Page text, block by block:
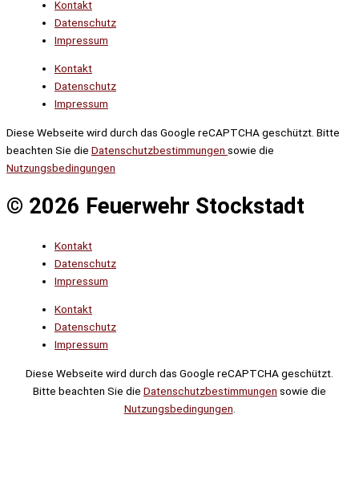
Kontakt
Datenschutz
Impressum
Kontakt
Datenschutz
Impressum
Diese Webseite wird durch das Google reCAPTCHA geschützt. Bitte
beachten Sie die Datenschutzbestimmungen sowie die
Nutzungsbedingungen
© 2026 Feuerwehr Stockstadt
Kontakt
Datenschutz
Impressum
Kontakt
Datenschutz
Impressum
Diese Webseite wird durch das Google reCAPTCHA geschützt.
Bitte beachten Sie die Datenschutzbestimmungen sowie die
Nutzungsbedingungen